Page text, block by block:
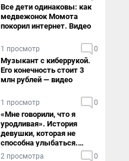
Все дети одинаковы: как
медвежонок Момота
покорил интернет. Видео
1 просмотр 0
Музыкант с киберрукой.
Его конечность стоит 3
млн рублей — видео
1 просмотр 0
«Мне говорили, что я
уродливая». История
девушки, которая не
способна улыбаться.
Видео
2 просмотра 0